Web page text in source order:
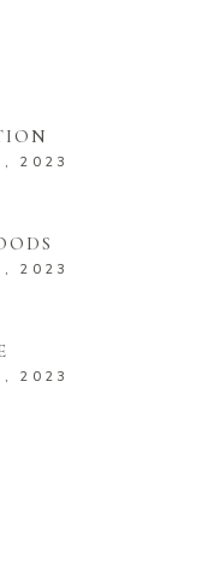
2023
2023
2023